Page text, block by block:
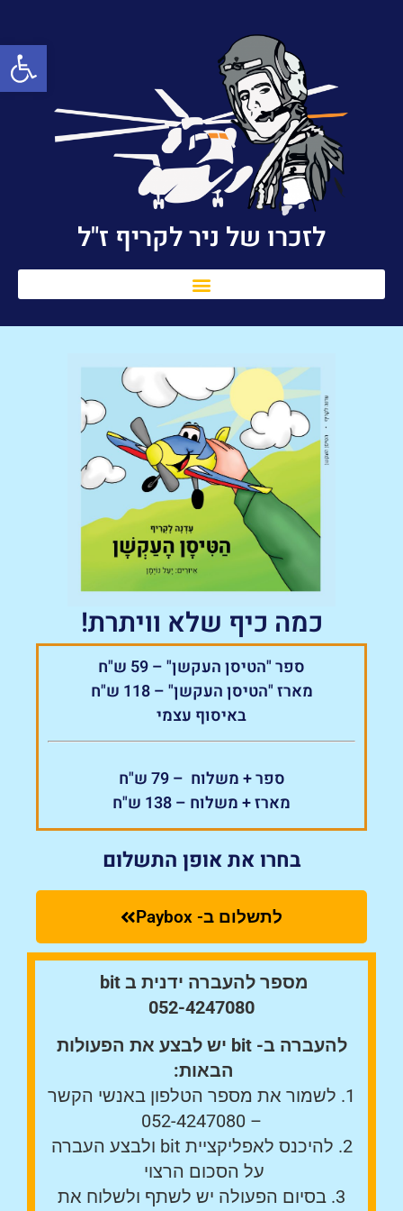
פתח
לזכרו של ניר לקריף ז"ל
כמה כיף שלא וויתרת!
ספר "הטיסן העקשן" – 59 ש"ח
מארז "הטיסן העקשן" – 118 ש"ח
באיסוף עצמי
ספר + משלוח – 79 ש"ח
מארז + משלוח – 138 ש"ח
בחרו את אופן התשלום
לתשלום ב- Paybox
מספר להעברה ידנית ב bit
052-4247080
להעברה ב- bit יש לבצע את הפעולות
הבאות:
1. לשמור את מספר הטלפון באנשי הקשר
–
052-4247080
2. להיכנס לאפליקציית bit ולבצע העברה
על הסכום הרצוי
3. בסיום הפעולה יש לשתף ולשלוח את